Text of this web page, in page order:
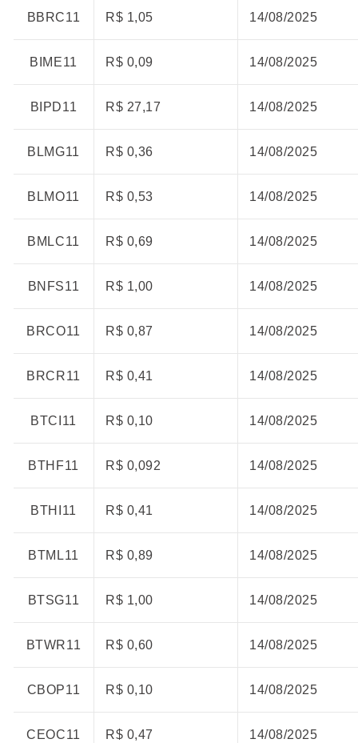
BBRC11 R$ 1,05 14/08/2025
BIME11 R$ 0,09 14/08/2025
BIPD11 R$ 27,17 14/08/2025
BLMG11 R$ 0,36 14/08/2025
BLMO11 R$ 0,53 14/08/2025
BMLC11 R$ 0,69 14/08/2025
BNFS11 R$ 1,00 14/08/2025
BRCO11 R$ 0,87 14/08/2025
BRCR11 R$ 0,41 14/08/2025
BTCI11 R$ 0,10 14/08/2025
BTHF11 R$ 0,092 14/08/2025
BTHI11 R$ 0,41 14/08/2025
BTML11 R$ 0,89 14/08/2025
BTSG11 R$ 1,00 14/08/2025
BTWR11 R$ 0,60 14/08/2025
CBOP11 R$ 0,10 14/08/2025
CEOC11 R$ 0,47 14/08/2025